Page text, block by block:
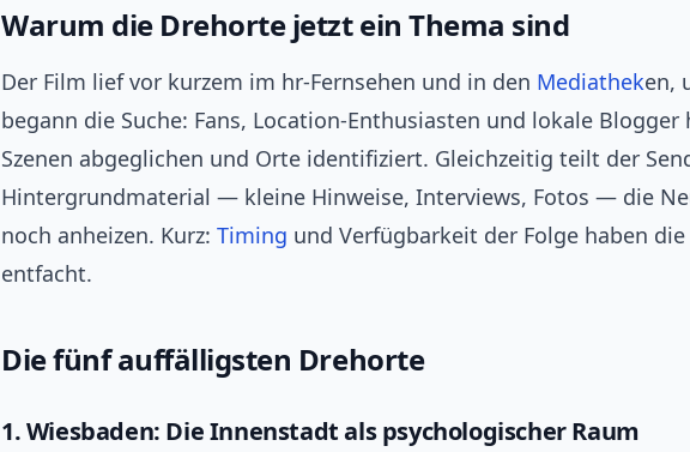
Warum die Drehorte jetzt ein Thema sind
Der Film lief vor kurzem im hr-Fernsehen und in den Mediatheken,
begann die Suche: Fans, Location-Enthusiasten und lokale Blogger
Szenen abgeglichen und Orte identifiziert. Gleichzeitig teilt der
Hintergrundmaterial — kleine Hinweise, Interviews, Fotos — die
noch anheizen. Kurz: Timing und Verfügbarkeit der Folge haben
entfacht.
Die fünf auffälligsten Drehorte
1. Wiesbaden: Die Innenstadt als psychologischer Raum